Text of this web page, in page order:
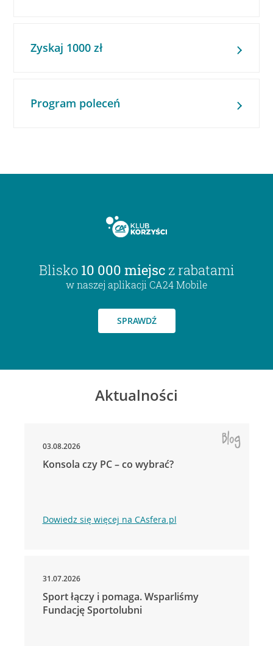
Zyskaj 1000 zł
Program poleceń
Blisko 10 000 miejsc z rabatami
w naszej aplikacji CA24 Mobile
SPRAWDŹ
Aktualności
03.08.2026
Konsola czy PC – co wybrać?
Dowiedz się więcej na CAsfera.pl
31.07.2026
Sport łączy i pomaga. Wsparliśmy
Fundację Sportolubni